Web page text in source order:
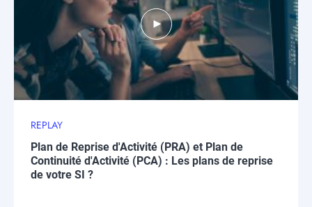
REPLAY
Plan de Reprise d'Activité (PRA) et Plan de
Continuité d'Activité (PCA) : Les plans de reprise
de votre SI ?​